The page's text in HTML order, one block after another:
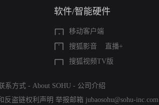
软件/智能硬件
移动客户端
搜狐影音
直播+
搜狐视频TV版
系方式 - About SOHU - 公司介绍
反盗链权利声明 举报邮箱 jubaosohu@sohu-inc.com